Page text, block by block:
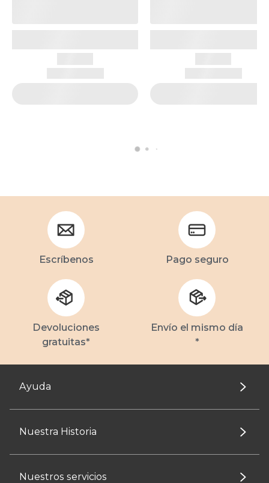
Escríbenos Pago seguro
Devoluciones
gratuitas*
Envío el mismo día
*
Ayuda
Nuestra Historia
Nuestros servicios